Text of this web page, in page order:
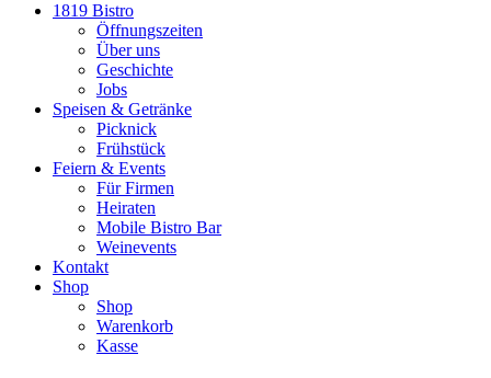
1819 Bistro
Öffnungszeiten
Über uns
Geschichte
Jobs
Speisen & Getränke
Picknick
Frühstück
Feiern & Events
Für Firmen
Heiraten
Mobile Bistro Bar
Weinevents
Kontakt
Shop
Shop
Warenkorb
Kasse